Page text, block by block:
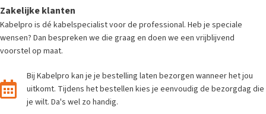
Zakelijke klanten
Kabelpro is dé kabelspecialist voor de professional. Heb je speciale
wensen? Dan bespreken we die graag en doen we een vrijblijvend
voorstel op maat.
Bij Kabelpro kan je je bestelling laten bezorgen wanneer het jou
uitkomt. Tijdens het bestellen kies je eenvoudig de bezorgdag die
je wilt. Da's wel zo handig.